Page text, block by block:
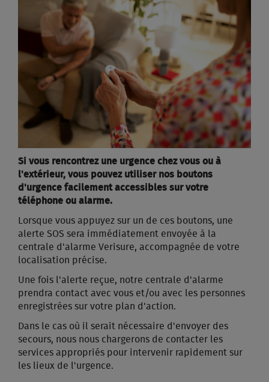
Si vous rencontrez une urgence chez vous ou à
l'extérieur, vous pouvez utiliser nos boutons
d'urgence facilement accessibles sur votre
téléphone ou alarme.
Lorsque vous appuyez sur un de ces boutons, une
alerte SOS sera immédiatement envoyée à la
centrale d'alarme Verisure, accompagnée de votre
localisation précise.
Une fois l'alerte reçue, notre centrale d'alarme
prendra contact avec vous et/ou avec les personnes
enregistrées sur votre plan d'action.
Dans le cas où il serait nécessaire d'envoyer des
secours, nous nous chargerons de contacter les
services appropriés pour intervenir rapidement sur
les lieux de l'urgence.